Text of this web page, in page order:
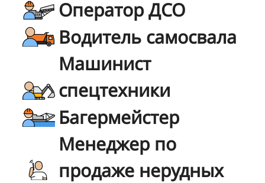
Оператор ДСО
Водитель самосвала
Машинист
спецтехники
Багермейстер
Менеджер по
продаже нерудных